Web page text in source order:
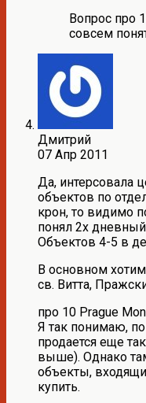
Вопрос про
совсем
Дмитрий
07 Апр 2011
Да, интерсовала
объектов по
крон, то видимо
понял 2х
Объектов 4-5 в
В основном
св. Витта,
про 10 Prague
Я так понимаю,
продается еще
выше). Однако
объекты,
купить.